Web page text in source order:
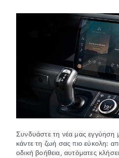
Συνδυάστε τη νέα μας εγγύηση
κάντε τη ζωή σας πιο εύκολη:
οδική βοήθεια, αυτόματες